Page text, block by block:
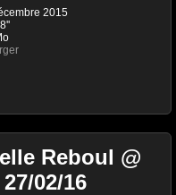
2015
Reboul @
02/16